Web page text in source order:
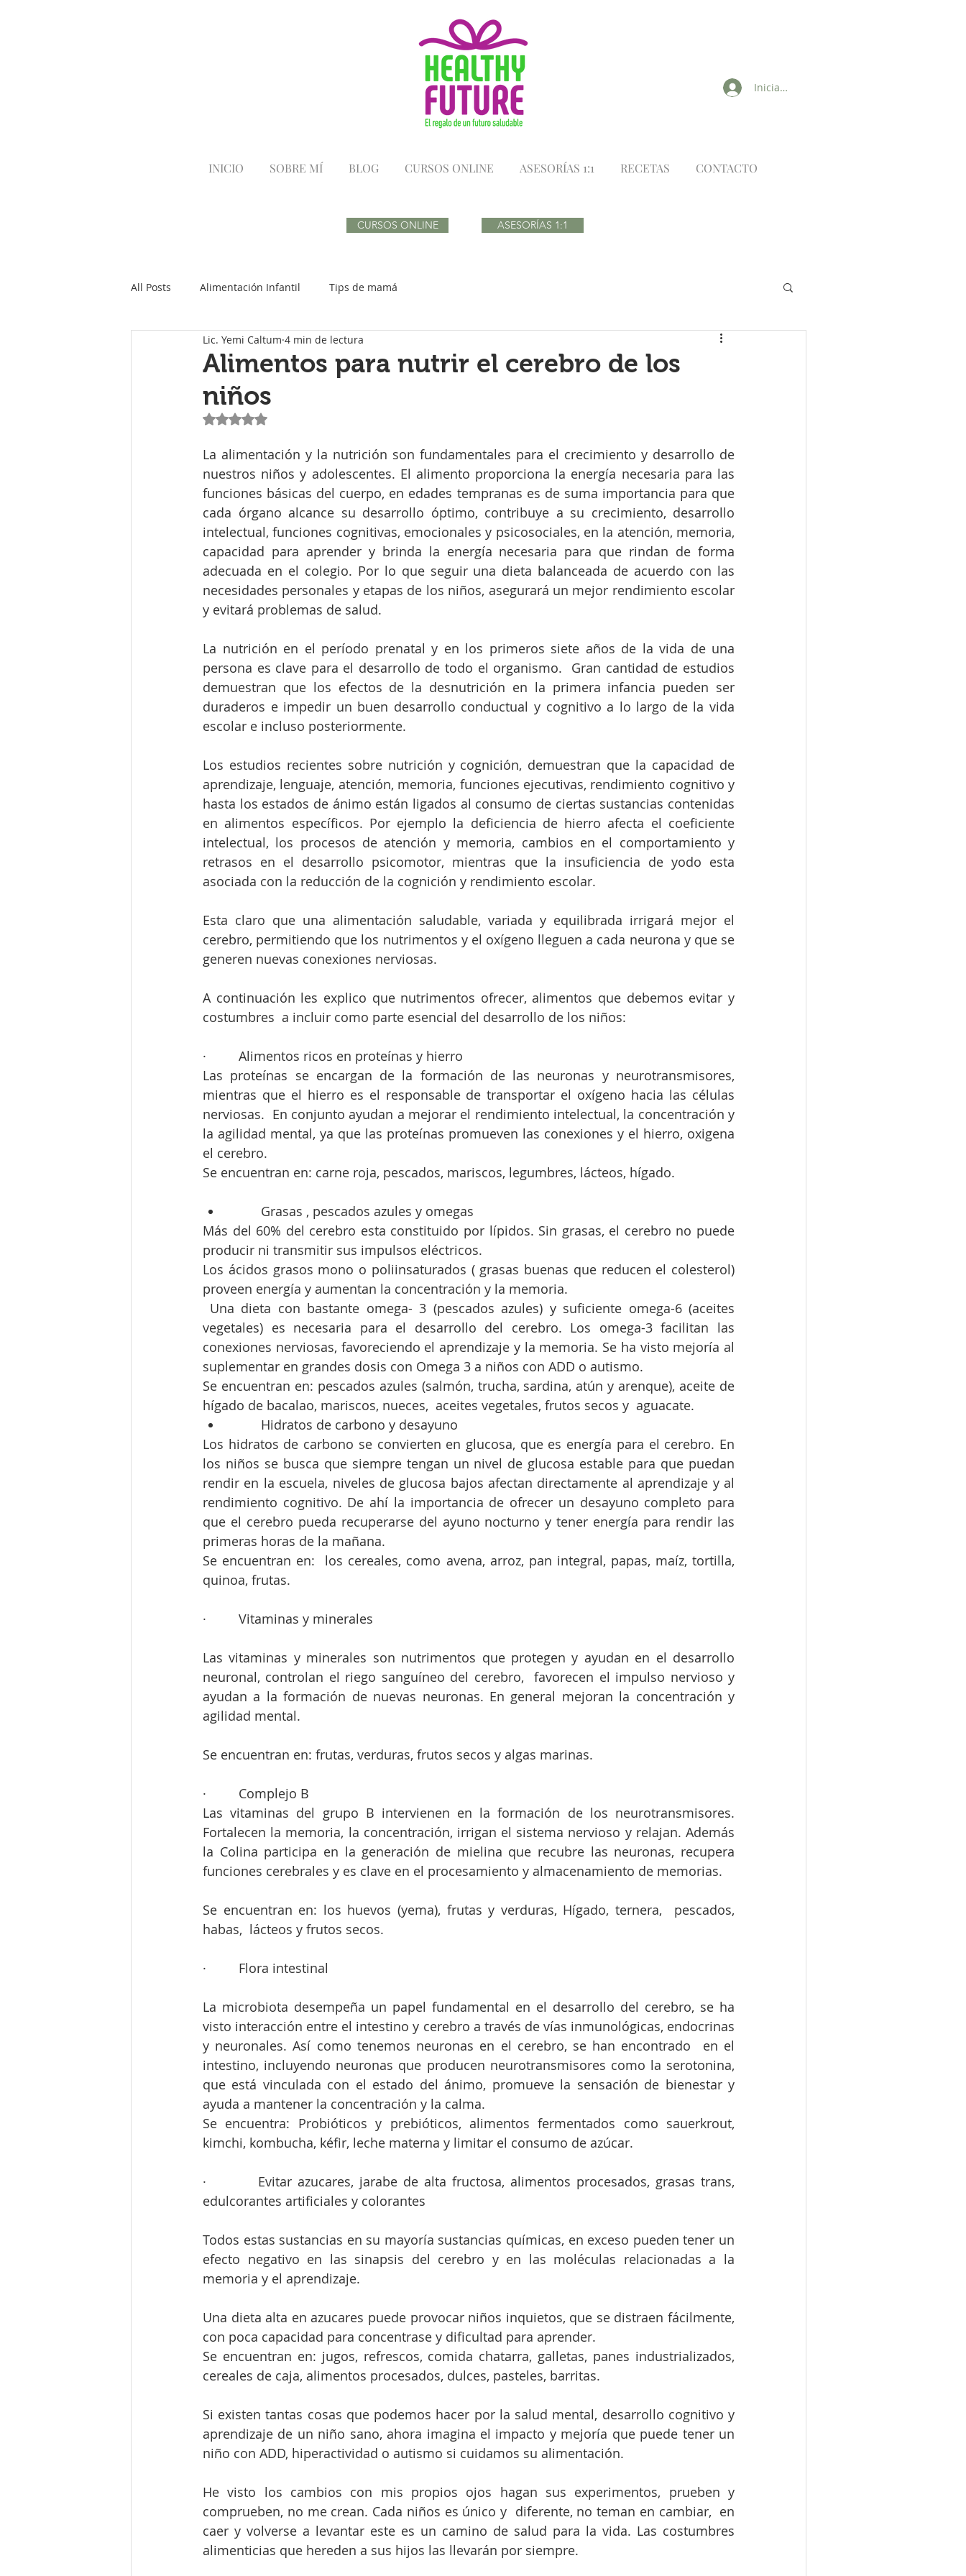
Iniciar sesión
INICIO SOBRE MÍ BLOG CURSOS ONLINE ASESORÍAS 1:1 RECETAS CONTACTO
CURSOS ONLINE ASESORÍAS 1:1
All Posts Alimentación Infantil Tips de mamá
Alimentos para nutrir el cerebro de los
niños
Lic. Yemi Caltum 4 min de lectura
Obtuvo NaN de 5 estrellas.
La alimentación y la nutrición son fundamentales para el crecimiento y desarrollo de
nuestros niños y adolescentes. El alimento proporciona la energía necesaria para las
funciones básicas del cuerpo, en edades tempranas es de suma importancia para que
cada órgano alcance su desarrollo óptimo, contribuye a su crecimiento, desarrollo
intelectual, funciones cognitivas, emocionales y psicosociales, en la atención, memoria,
capacidad para aprender y brinda la energía necesaria para que rindan de forma
adecuada en el colegio. Por lo que seguir una dieta balanceada de acuerdo con las
necesidades personales y etapas de los niños, asegurará un mejor rendimiento escolar
y evitará problemas de salud.
La nutrición en el período prenatal y en los primeros siete años de la vida de una
persona es clave para el desarrollo de todo el organismo.  Gran cantidad de estudios
demuestran que los efectos de la desnutrición en la primera infancia pueden ser
duraderos e impedir un buen desarrollo conductual y cognitivo a lo largo de la vida
escolar e incluso posteriormente.
Los estudios recientes sobre nutrición y cognición, demuestran que la capacidad de
aprendizaje, lenguaje, atención, memoria, funciones ejecutivas, rendimiento cognitivo y
hasta los estados de ánimo están ligados al consumo de ciertas sustancias contenidas
en alimentos específicos. Por ejemplo la deficiencia de hierro afecta el coeficiente
intelectual, los procesos de atención y memoria, cambios en el comportamiento y
retrasos en el desarrollo psicomotor, mientras que la insuficiencia de yodo esta
asociada con la reducción de la cognición y rendimiento escolar.
Esta claro que una alimentación saludable, variada y equilibrada irrigará mejor el
cerebro, permitiendo que los nutrimentos y el oxígeno lleguen a cada neurona y que se
generen nuevas conexiones nerviosas.
A continuación les explico que nutrimentos ofrecer, alimentos que debemos evitar y
costumbres  a incluir como parte esencial del desarrollo de los niños:
·         Alimentos ricos en proteínas y hierro
Las proteínas se encargan de la formación de las neuronas y neurotransmisores,
mientras que el hierro es el responsable de transportar el oxígeno hacia las células
nerviosas.  En conjunto ayudan a mejorar el rendimiento intelectual, la concentración y
la agilidad mental, ya que las proteínas promueven las conexiones y el hierro, oxigena
el cerebro.
Se encuentran en: carne roja, pescados, mariscos, legumbres, lácteos, hígado.
         Grasas , pescados azules y omegas
Más del 60% del cerebro esta constituido por lípidos. Sin grasas, el cerebro no puede
producir ni transmitir sus impulsos eléctricos.
Los ácidos grasos mono o poliinsaturados ( grasas buenas que reducen el colesterol)
proveen energía y aumentan la concentración y la memoria.
vegetales) es necesaria para el desarrollo del cerebro. Los omega-3 facilitan las
conexiones nerviosas, favoreciendo el aprendizaje y la memoria. Se ha visto mejoría al
suplementar en grandes dosis con Omega 3 a niños con ADD o autismo.
Se encuentran en: pescados azules (salmón, trucha, sardina, atún y arenque), aceite de
hígado de bacalao, mariscos, nueces,  aceites vegetales, frutos secos y  aguacate.
         Hidratos de carbono y desayuno
Los hidratos de carbono se convierten en glucosa, que es energía para el cerebro. En
los niños se busca que siempre tengan un nivel de glucosa estable para que puedan
rendir en la escuela, niveles de glucosa bajos afectan directamente al aprendizaje y al
rendimiento cognitivo. De ahí la importancia de ofrecer un desayuno completo para
que el cerebro pueda recuperarse del ayuno nocturno y tener energía para rendir las
primeras horas de la mañana.
Se encuentran en:  los cereales, como avena, arroz, pan integral, papas, maíz, tortilla,
quinoa, frutas.
·         Vitaminas y minerales
Las vitaminas y minerales son nutrimentos que protegen y ayudan en el desarrollo
neuronal, controlan el riego sanguíneo del cerebro,  favorecen el impulso nervioso y
ayudan a la formación de nuevas neuronas. En general mejoran la concentración y
agilidad mental.
Se encuentran en: frutas, verduras, frutos secos y algas marinas.
·         Complejo B
Las vitaminas del grupo B intervienen en la formación de los neurotransmisores.
Fortalecen la memoria, la concentración, irrigan el sistema nervioso y relajan. Además
la Colina participa en la generación de mielina que recubre las neuronas, recupera
funciones cerebrales y es clave en el procesamiento y almacenamiento de memorias.
Se encuentran en: los huevos (yema), frutas y verduras, Hígado, ternera,  pescados,
habas,  lácteos y frutos secos.
·         Flora intestinal
La microbiota desempeña un papel fundamental en el desarrollo del cerebro, se ha
visto interacción entre el intestino y cerebro a través de vías inmunológicas, endocrinas
y neuronales. Así como tenemos neuronas en el cerebro, se han encontrado  en el
intestino, incluyendo neuronas que producen neurotransmisores como la serotonina,
que está vinculada con el estado del ánimo, promueve la sensación de bienestar y
ayuda a mantener la concentración y la calma.
Se encuentra: Probióticos y prebióticos, alimentos fermentados como sauerkrout,
kimchi, kombucha, kéfir, leche materna y limitar el consumo de azúcar.
·         Evitar azucares, jarabe de alta fructosa, alimentos procesados, grasas trans,
edulcorantes artificiales y colorantes
Todos estas sustancias en su mayoría sustancias químicas, en exceso pueden tener un
efecto negativo en las sinapsis del cerebro y en las moléculas relacionadas a la
memoria y el aprendizaje.
Una dieta alta en azucares puede provocar niños inquietos, que se distraen fácilmente,
con poca capacidad para concentrase y dificultad para aprender.
Se encuentran en: jugos, refrescos, comida chatarra, galletas, panes industrializados,
cereales de caja, alimentos procesados, dulces, pasteles, barritas.
Si existen tantas cosas que podemos hacer por la salud mental, desarrollo cognitivo y
aprendizaje de un niño sano, ahora imagina el impacto y mejoría que puede tener un
niño con ADD, hiperactividad o autismo si cuidamos su alimentación.
He visto los cambios con mis propios ojos hagan sus experimentos, prueben y
comprueben, no me crean. Cada niños es único y  diferente, no teman en cambiar,  en
caer y volverse a levantar este es un camino de salud para la vida. Las costumbres
alimenticias que hereden a sus hijos las llevarán por siempre.